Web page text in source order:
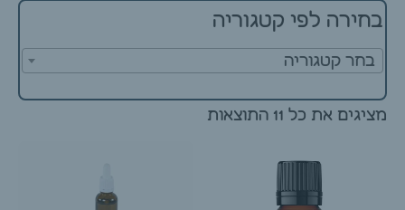
בחירה לפי קטגוריה
בחר קטגוריה
מציגים את כל ⁦11⁩ התוצאות